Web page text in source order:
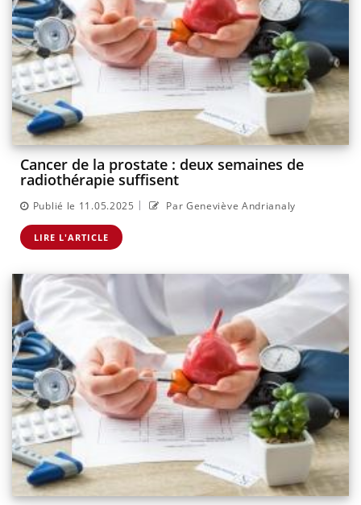
Cancer de la prostate : deux semaines de
radiothérapie suffisent
Publié le 11.05.2025 | Par Geneviève Andrianaly
LIRE L'ARTICLE